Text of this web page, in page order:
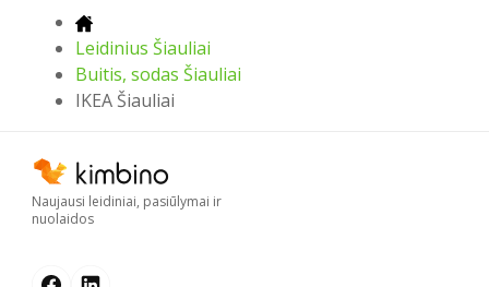
Leidinius Šiauliai
Buitis, sodas Šiauliai
IKEA Šiauliai
Naujausi leidiniai, pasiūlymai ir
nuolaidos